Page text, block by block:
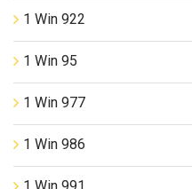
1 Win 922
1 Win 95
1 Win 977
1 Win 986